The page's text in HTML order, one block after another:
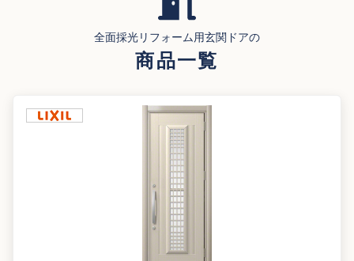
全面採光リフォーム用玄関ドアの
商品一覧